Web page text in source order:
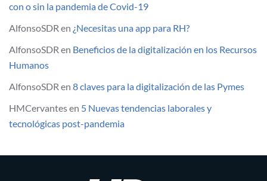
con o sin la pandemia de Covid-19
AlfonsoSDR en ¿Necesitas una app para RH?
AlfonsoSDR en Beneficios de la digitalización en los Recursos
Humanos
AlfonsoSDR en 8 claves para la digitalización de las Pymes
HMCervantesen 5 Nuevas tendencias laborales y
tecnológicas post-pandemia